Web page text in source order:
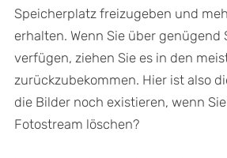
Speicherplatz freizugeben und
erhalten. Wenn Sie über genügend
verfügen, ziehen Sie es in den
zurückzubekommen. Hier ist also
die Bilder noch existieren, wenn
Fotostream löschen?